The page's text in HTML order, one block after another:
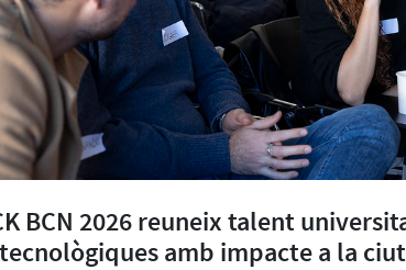
BCN 2026 reuneix talent
amb impacte a la